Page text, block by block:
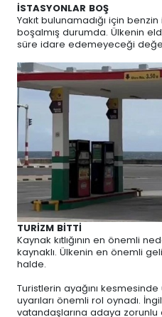
İSTASYONLAR BOŞ
Yakıt bulunamadığı için
boşalmış durumda. Ülkenin
süre idare edemeyeceği
TURİZM BİTTİ
Kaynak kıtlığının en önemli
kaynaklı. Ülkenin en önemli
halde.
Turistlerin ayağını
uyarıları önemli rol oynadı.
vatandaşlarına adaya